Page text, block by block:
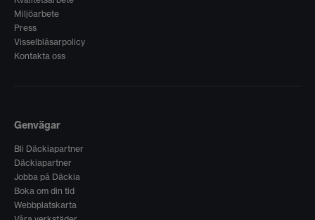
Miljöarbete
Press
Visselblåsarpolicy
Kontakta oss
Genvägar
Bli Däckiapartner
Däckiapartner
Jobba på Däckia
Boka om din tid
Webbplatskarta